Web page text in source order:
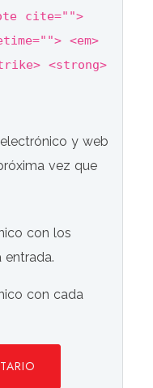
cite="">
<em>
<strong>
y web
vez que
con los
entrada.
con cada